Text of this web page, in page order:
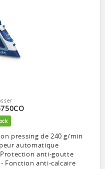
pressing de 240 g/min
automatique
anti-goutte
Fonction anti-calcaire